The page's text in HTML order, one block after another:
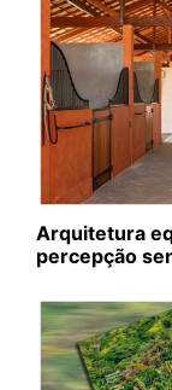
Arquitetura
percepção